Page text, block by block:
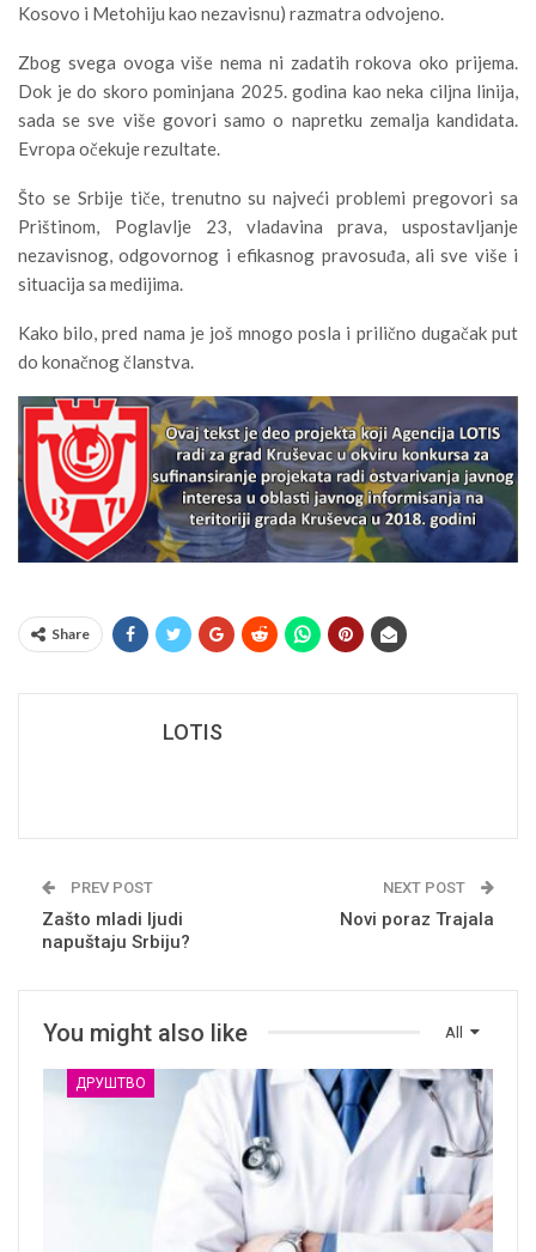
Kosovo i Metohiju kao nezavisnu) razmatra odvojeno.
Zbog svega ovoga više nema ni zadatih rokova oko prijema.
Dok je do skoro pominjana 2025. godina kao neka ciljna linija,
sada se sve više govori samo o napretku zemalja kandidata.
Evropa očekuje rezultate.
Što se Srbije tiče, trenutno su najveći problemi pregovori sa
Prištinom, Poglavlje 23, vladavina prava, uspostavljanje
nezavisnog, odgovornog i efikasnog pravosuđa, ali sve više i
situacija sa medijima.
Kako bilo, pred nama je još mnogo posla i prilično dugačak put
do konačnog članstva.
Share
LOTIS
PREV POST
Zašto mladi ljudi
napuštaju Srbiju?
NEXT POST
Novi poraz Trajala
All
You might also like
ДРУШТВО